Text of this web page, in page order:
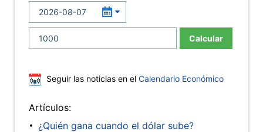
Calcular
Seguir las noticias en el Calendario Económico
Artículos:
¿Quién gana cuando el dólar sube?